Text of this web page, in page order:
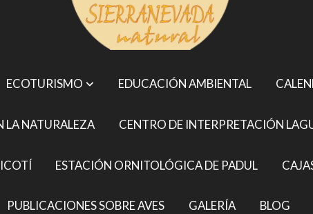
ECOTURISMO EDUCACIÓN AMBIENTAL
LA NATURALEZA CENTRO DE INTERPRETACIÓN
ESTACIÓN ORNITOLÓGICA DE PADUL
PUBLICACIONES SOBRE AVES GALERÍA BLOG